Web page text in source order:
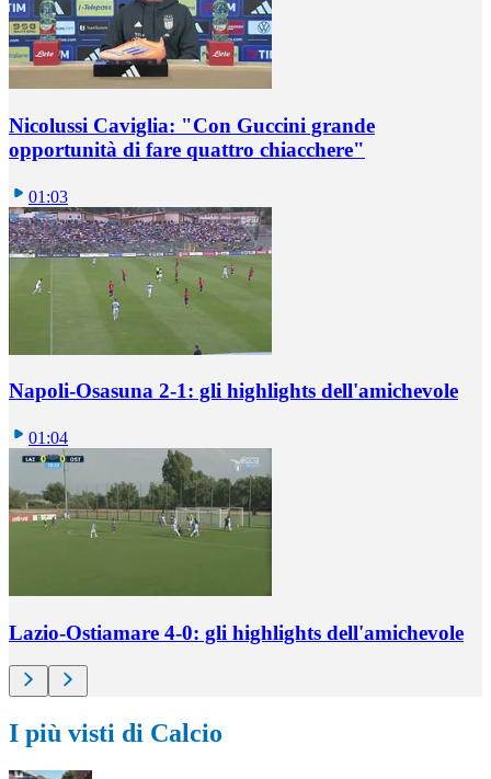
Nicolussi Caviglia: "Con Guccini grande
opportunità di fare quattro chiacchere"
01:03
Napoli-Osasuna 2-1: gli highlights dell'amichevole
01:04
Lazio-Ostiamare 4-0: gli highlights dell'amichevole
I più visti di Calcio